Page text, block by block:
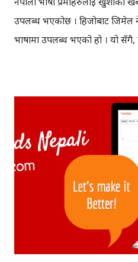
उपलब्ध भएकोछ । हिजोबाट जिमेल
भाषामा उपलब्ध भएको हो । यो
भएको हो, गतवर्ष डिसेम्बरमा गुगल
गरिएको थियो । जिमेल नेपाली
'साइन इन' गर्नुस् २) दायाँ छेउको
सेटिङ्स छान्नुस् ४) सेटिङ्स पेजको
ल्याङ्गवेज' लेखिएको हुन्छ, त्यहाँको
छान्नुस् ५) पेजको तलको बटनबाट
जिमेल एकपटक रिलोड हुनेछ,
गर्नसक्नुहुन्छ । जिमेल नेपाली